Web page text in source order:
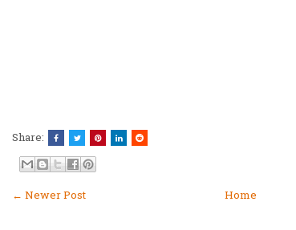
Share:
← Newer Post Home